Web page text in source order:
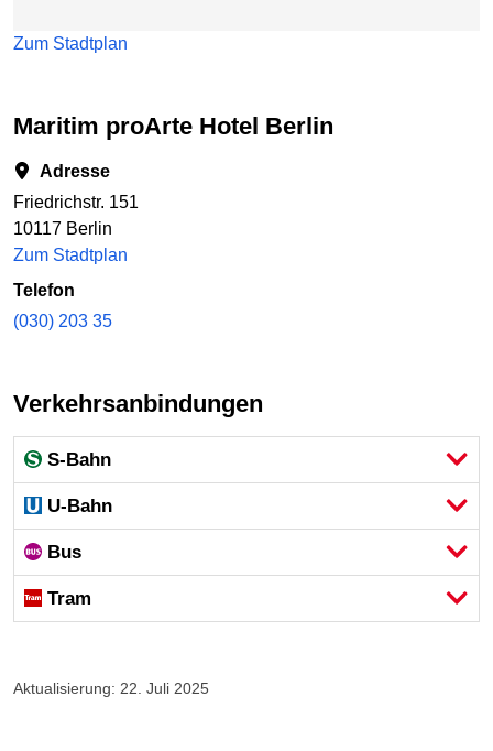
Zum Stadtplan
Maritim proArte Hotel Berlin
Adresse
Friedrichstr. 151
10117 Berlin
Zum Stadtplan
Telefon
(030) 203 35
Verkehrsanbindungen
S-Bahn
U-Bahn
Bus
Tram
Aktualisierung: 22. Juli 2025